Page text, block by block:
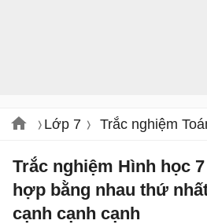
Lớp 7 Trắc nghiệm
Trắc nghiệm Hình học
hợp bằng nhau thứ
cạnh cạnh cạnh